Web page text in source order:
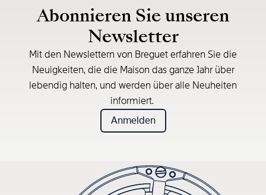
Abonnieren Sie unseren
Newsletter
Mit den Newslettern von Breguet erfahren Sie die
Neuigkeiten, die die Maison das ganze Jahr über
lebendig halten, und werden über alle Neuheiten
informiert.
Anmelden